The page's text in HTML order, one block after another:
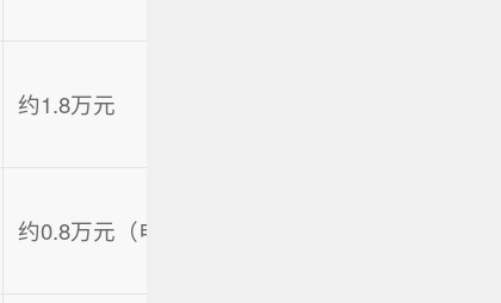
约1.8万元
约0.8万元（电费+保养）